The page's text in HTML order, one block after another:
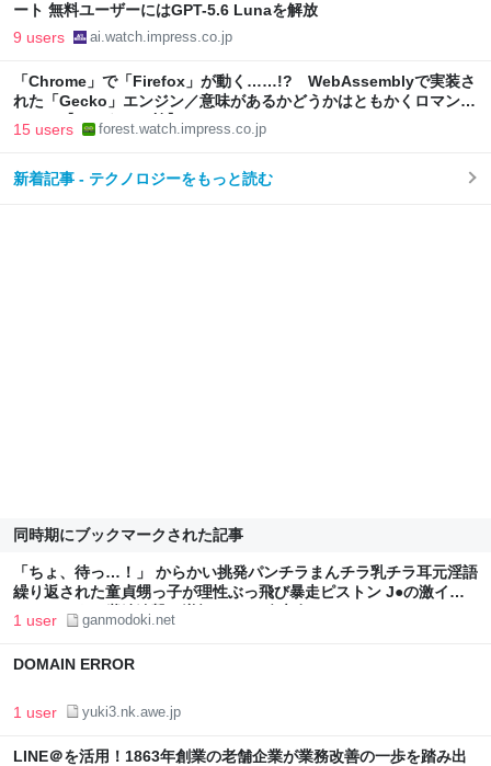
ート 無料ユーザーにはGPT-5.6 Lunaを解放
9 users ai.watch.impress.co.jp
「Chrome」で「Firefox」が動く……!? WebAssemblyで実装さ
れた「Gecko」エンジン／意味があるかどうかはともかくロマンた
っぷり【やじうまの杜】
15 users forest.watch.impress.co.jp
新着記事 - テクノロジーをもっと読む
同時期にブックマークされた記事
「ちょ、待っ…！」 からかい挑発パンチラまんチラ乳チラ耳元淫語
繰り返された童貞甥っ子が理性ぶっ飛び暴走ピストン J●の激イキ
をスルーする継続追撃で逆転アクメ 八木奈々
1 user ganmodoki.net
DOMAIN ERROR
1 user yuki3.nk.awe.jp
LINE＠を活用！1863年創業の老舗企業が業務改善の一歩を踏み出